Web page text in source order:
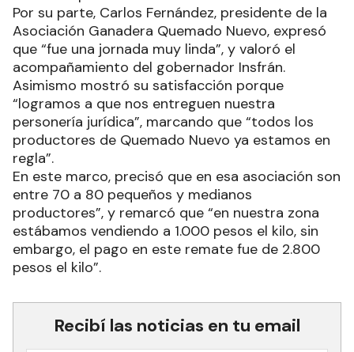
Por su parte, Carlos Fernández, presidente de la
Asociación Ganadera Quemado Nuevo, expresó
que “fue una jornada muy linda”, y valoró el
acompañamiento del gobernador Insfrán.
Asimismo mostró su satisfacción porque
“logramos a que nos entreguen nuestra
personería jurídica”, marcando que “todos los
productores de Quemado Nuevo ya estamos en
regla”.
En este marco, precisó que en esa asociación son
entre 70 a 80 pequeños y medianos
productores”, y remarcó que “en nuestra zona
estábamos vendiendo a 1.000 pesos el kilo, sin
embargo, el pago en este remate fue de 2.800
pesos el kilo”.
Recibí las noticias en tu email